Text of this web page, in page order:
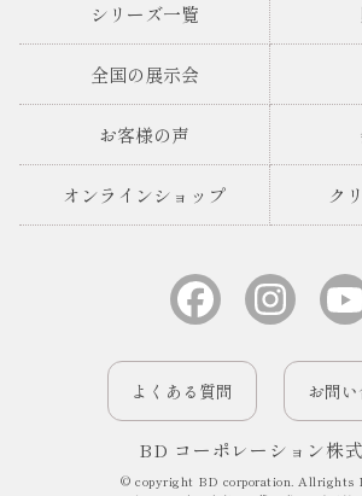
シリーズ一覧
全国の展示会
お客様の声
オンラインショップ ク
よくある質問 お問
BD コーポレーション株
© copyright BD corporation. Allrights